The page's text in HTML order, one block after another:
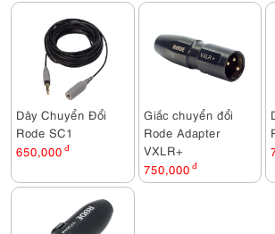
Dây Chuyển Đổi
Rode SC1
650,000 đ
Giắc chuyển đổi
Rode Adapter
VXLR+
750,000 đ